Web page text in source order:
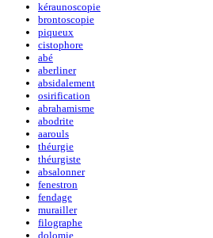
kéraunoscopie
brontoscopie
piqueux
cistophore
abé
aberliner
absidalement
osirification
abrahamisme
abodrite
aarouls
théurgie
théurgiste
absalonner
fenestron
fendage
murailler
filographe
dolomie